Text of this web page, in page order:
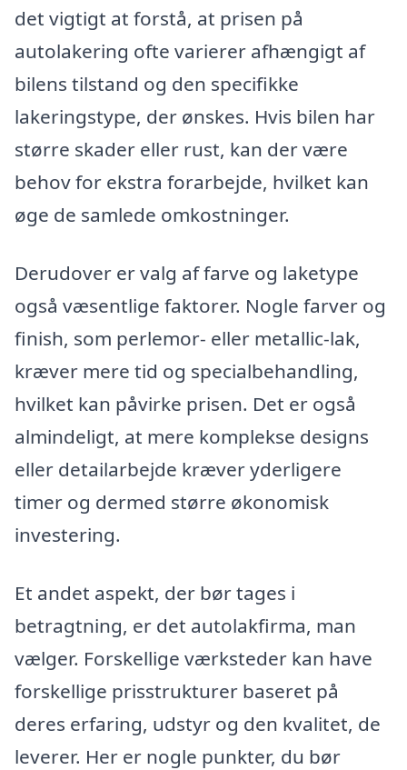
det vigtigt at forstå, at prisen på
autolakering ofte varierer afhængigt af
bilens tilstand og den specifikke
lakeringstype, der ønskes. Hvis bilen har
større skader eller rust, kan der være
behov for ekstra forarbejde, hvilket kan
øge de samlede omkostninger.
Derudover er valg af farve og laketype
også væsentlige faktorer. Nogle farver og
finish, som perlemor- eller metallic-lak,
kræver mere tid og specialbehandling,
hvilket kan påvirke prisen. Det er også
almindeligt, at mere komplekse designs
eller detailarbejde kræver yderligere
timer og dermed større økonomisk
investering.
Et andet aspekt, der bør tages i
betragtning, er det autolakfirma, man
vælger. Forskellige værksteder kan have
forskellige prisstrukturer baseret på
deres erfaring, udstyr og den kvalitet, de
leverer. Her er nogle punkter, du bør